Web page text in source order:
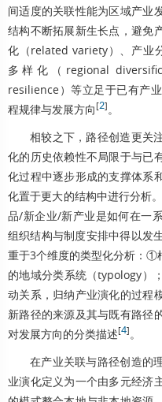
间适度的关联性能为区域产业
结构不断拓展新生长点，避免
化（related variety）、产业
多样化（regional
resilience）等立足于已有产
程规律与发展方向 [2] 。
相较之下，路径创造更关
化的历史依赖性不局限于与已
化过程中逐步形成的支撑体系
化置于更大的结构中进行分析
品/新企业/新产业是如何在一
组织结构与制度安排中得以发
重于3个维度的类型化分析：①
的地域分类系统（typology）
动关系，归纳产业演化的过程
新路径的来源及其与既有路径
对发展方向的分类描述[4] 。
在产业关联与路径创造的
业演化定义为一个由多元经济